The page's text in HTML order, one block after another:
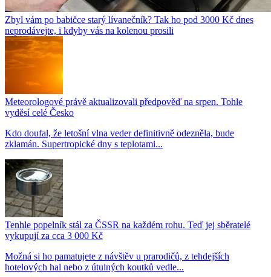
Zbyl vám po babičce starý lívanečník? Tak ho pod 3000 Kč dnes
neprodávejte, i kdyby vás na kolenou prosili
Meteorologové právě aktualizovali předpověď na srpen. Tohle
vyděsí celé Česko
Kdo doufal, že letošní vlna veder definitivně odezněla, bude
zklamán. Supertropické dny s teplotami...
Tenhle popelník stál za ČSSR na každém rohu. Teď jej sběratelé
vykupují za cca 3 000 Kč
Možná si ho pamatujete z návštěv u prarodičů, z tehdejších
hotelových hal nebo z útulných koutků vedle...